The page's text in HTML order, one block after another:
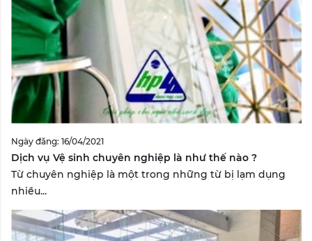
Ngày đăng: 16/04/2021
Dịch vụ Vệ sinh chuyên nghiệp là như thế nào ?
Từ chuyên nghiệp là một trong những từ bị lạm dụng
nhiều...